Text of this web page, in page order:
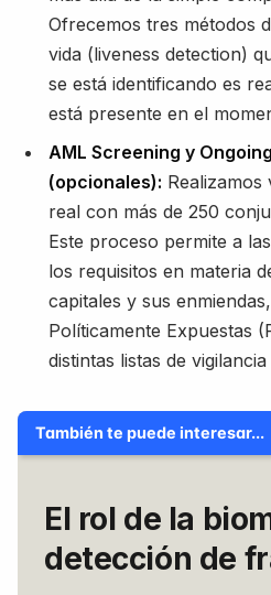
Ofrecemos tres métodos
vida (liveness detection)
se está identificando es
está presente en el
AML Screening y
(opcionales):
real con más de 250
Este proceso permite a
los requisitos en materia
capitales y sus
Políticamente Expuestas
distintas listas de
También te puede interesar...
El rol de la
detección de